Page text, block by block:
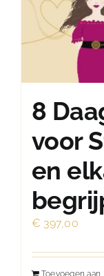
8
voor
en
€ 397,00
Toevoegen aan